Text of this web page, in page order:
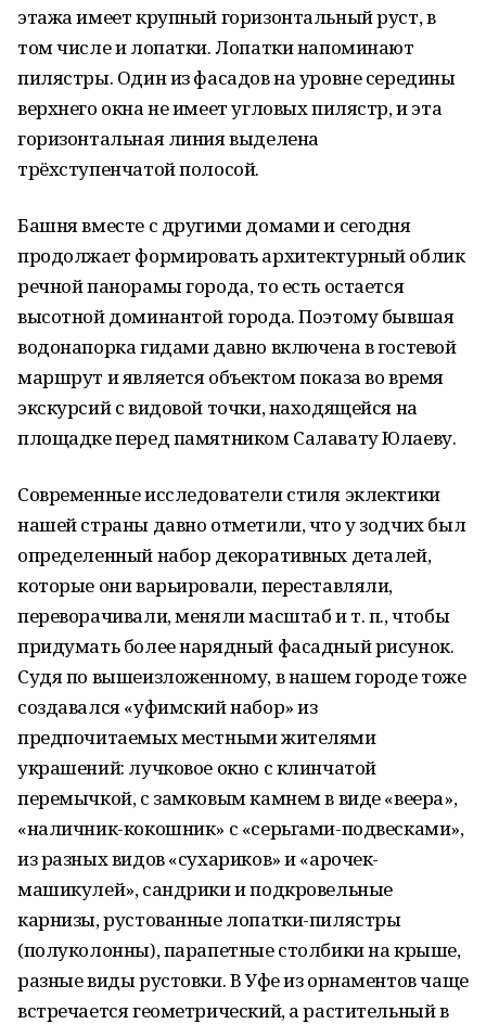
этажа имеет крупный горизонтальный руст, в
том числе и лопатки. Лопатки напоминают
пилястры. Один из фасадов на уровне середины
верхнего окна не имеет угловых пилястр, и эта
горизонтальная линия выделена
трёхступенчатой полосой.
Башня вместе с другими домами и сегодня
продолжает формировать архитектурный облик
речной панорамы города, то есть остается
высотной доминантой города. Поэтому бывшая
водонапорка гидами давно включена в гостевой
маршрут и является объектом показа во время
экскурсий с видовой точки, находящейся на
площадке перед памятником Салавату Юлаеву.
Современные исследователи стиля эклектики
нашей страны давно отметили, что у зодчих был
определенный набор декоративных деталей,
которые они варьировали, переставляли,
переворачивали, меняли масштаб и т. п., чтобы
придумать более нарядный фасадный рисунок.
Судя по вышеизложенному, в нашем городе тоже
создавался «уфимский набор» из
предпочитаемых местными жителями
украшений: лучковое окно с клинчатой
перемычкой, с замковым камнем в виде «веера»,
«наличник-кокошник» с «серьгами-подвесками»,
из разных видов «сухариков» и «арочек-
машикулей», сандрики и подкровельные
карнизы, рустованные лопатки-пилястры
(полуколонны), парапетные столбики на крыше,
разные виды рустовки. В Уфе из орнаментов чаще
встречается геометрический, а растительный в